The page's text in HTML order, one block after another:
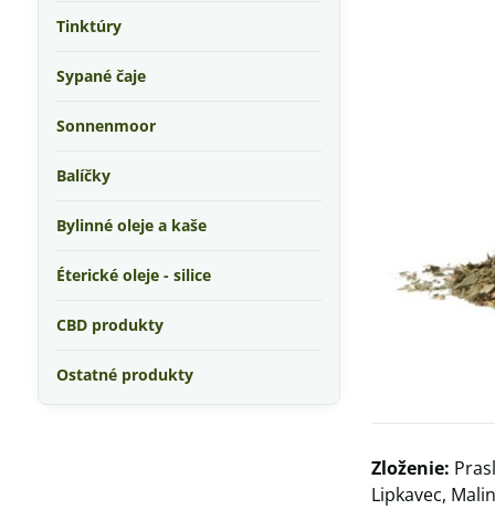
Zloženie:
Lipkavec,
Tinktúry
Sypané čaje
Sonnenmoor
Balíčky
Bylinné oleje a kaše
Éterické oleje - silice
CBD produkty
Ostatné produkty